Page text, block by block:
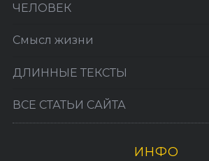
ЧЕЛОВЕК
Смысл жизни
ДЛИННЫЕ ТЕКСТЫ
ВСЕ СТАТЬИ САЙТА
ИНФО